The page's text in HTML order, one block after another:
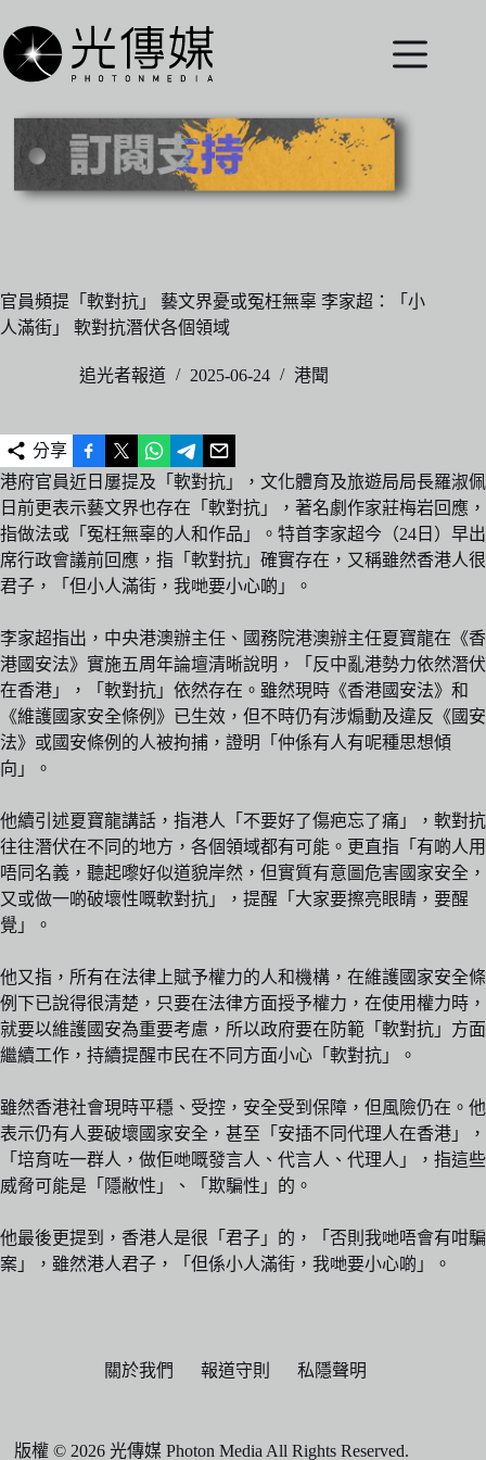
至
主
內
官員頻提「軟對抗」 藝文界憂或冤枉無辜 李家超：「小
人滿街」 軟對抗潛伏各個領域
追光者報道 2025-06-24 港聞
分享
港府官員近日屢提及「軟對抗」，文化體育及旅遊局局長羅淑佩
日前更表示藝文界也存在「軟對抗」，著名劇作家莊梅岩回應，
指做法或「冤枉無辜的人和作品」。特首李家超今（24日）早出
席行政會議前回應，指「軟對抗」確實存在，又稱雖然香港人很
君子，「但小人滿街，我哋要小心啲」。
李家超指出，中央港澳辦主任、國務院港澳辦主任夏寶龍在《香
港國安法》實施五周年論壇清晰說明，「反中亂港勢力依然潛伏
在香港」，「軟對抗」依然存在。雖然現時《香港國安法》和
《維護國家安全條例》已生效，但不時仍有涉煽動及違反《國安
法》或國安條例的人被拘捕，證明「仲係有人有呢種思想傾
向」。
他續引述夏寶龍講話，指港人「不要好了傷疤忘了痛」，軟對抗
往往潛伏在不同的地方，各個領域都有可能。更直指「有啲人用
唔同名義，聽起嚟好似道貌岸然，但實質有意圖危害國家安全，
又或做一啲破壞性嘅軟對抗」，提醒「大家要擦亮眼睛，要醒
覺」。
他又指，所有在法律上賦予權力的人和機構，在維護國家安全條
例下已說得很清楚，只要在法律方面授予權力，在使用權力時，
就要以維護國安為重要考慮，所以政府要在防範「軟對抗」方面
繼續工作，持續提醒巿民在不同方面小心「軟對抗」。
雖然香港社會現時平穩、受控，安全受到保障，但風險仍在。他
表示仍有人要破壞國家安全，甚至「安插不同代理人在香港」，
「培育咗一群人，做佢哋嘅發言人、代言人、代理人」，指這些
威脅可能是「隱敝性」、「欺騙性」的。
他最後更提到，香港人是很「君子」的，「否則我哋唔會有咁騙
案」，雖然港人君子，「但係小人滿街，我哋要小心啲」。
關於我們 報道守則 私隱聲明
版權 © 2026 光傳媒 Photon Media All Rights Reserved.